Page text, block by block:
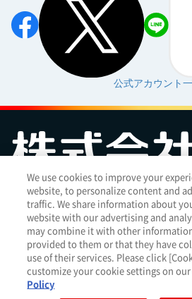
公式アカウント
お問い合わせ サイトマップ個人情報保護
アクセシビリティへの対応方針 ご利用規
Cookie Settings
明治ホールディングス株式会社 （EN
Meiji Seika ファルマ株式会社
We use cookies to improve your
website, to personalize content and
traffic. We share information about
website with our advertising and
may combine it with other
provided to them or that they have
use of their services. Please click
customize your cookie settings on
Policy